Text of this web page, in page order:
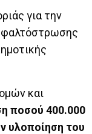
για την
και
ποσού 400.000
υλοποίηση του